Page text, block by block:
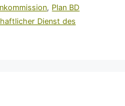
, Plan BD
Dienst des